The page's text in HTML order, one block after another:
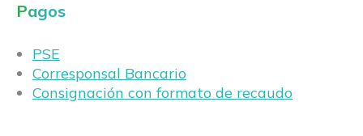
Pagos
PSE
Corresponsal Bancario
Consignación con formato de recaudo